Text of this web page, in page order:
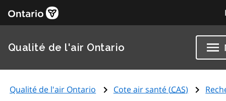
Qualité de l'air Ontario
Qualité de l'air Ontario Cote air santé (CAS)